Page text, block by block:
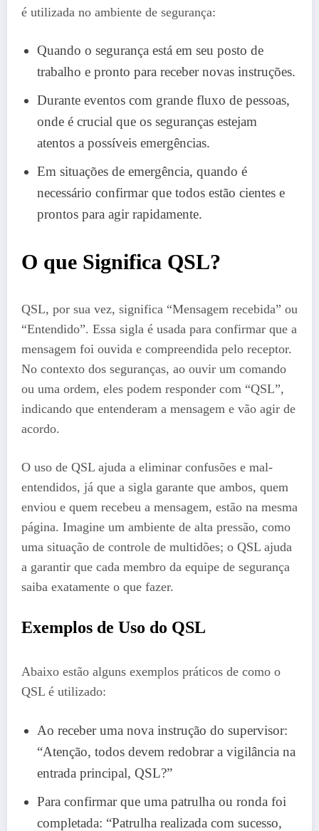
é utilizada no ambiente de segurança:
Quando o segurança está em seu posto de
trabalho e pronto para receber novas instruções.
Durante eventos com grande fluxo de pessoas,
onde é crucial que os seguranças estejam
atentos a possíveis emergências.
Em situações de emergência, quando é
necessário confirmar que todos estão cientes e
prontos para agir rapidamente.
O que Significa QSL?
QSL, por sua vez, significa “Mensagem recebida” ou
“Entendido”. Essa sigla é usada para confirmar que a
mensagem foi ouvida e compreendida pelo receptor.
No contexto dos seguranças, ao ouvir um comando
ou uma ordem, eles podem responder com “QSL”,
indicando que entenderam a mensagem e vão agir de
acordo.
O uso de QSL ajuda a eliminar confusões e mal-
entendidos, já que a sigla garante que ambos, quem
enviou e quem recebeu a mensagem, estão na mesma
página. Imagine um ambiente de alta pressão, como
uma situação de controle de multidões; o QSL ajuda
a garantir que cada membro da equipe de segurança
saiba exatamente o que fazer.
Exemplos de Uso do QSL
Abaixo estão alguns exemplos práticos de como o
QSL é utilizado:
Ao receber uma nova instrução do supervisor:
“Atenção, todos devem redobrar a vigilância na
entrada principal, QSL?”
Para confirmar que uma patrulha ou ronda foi
completada: “Patrulha realizada com sucesso,